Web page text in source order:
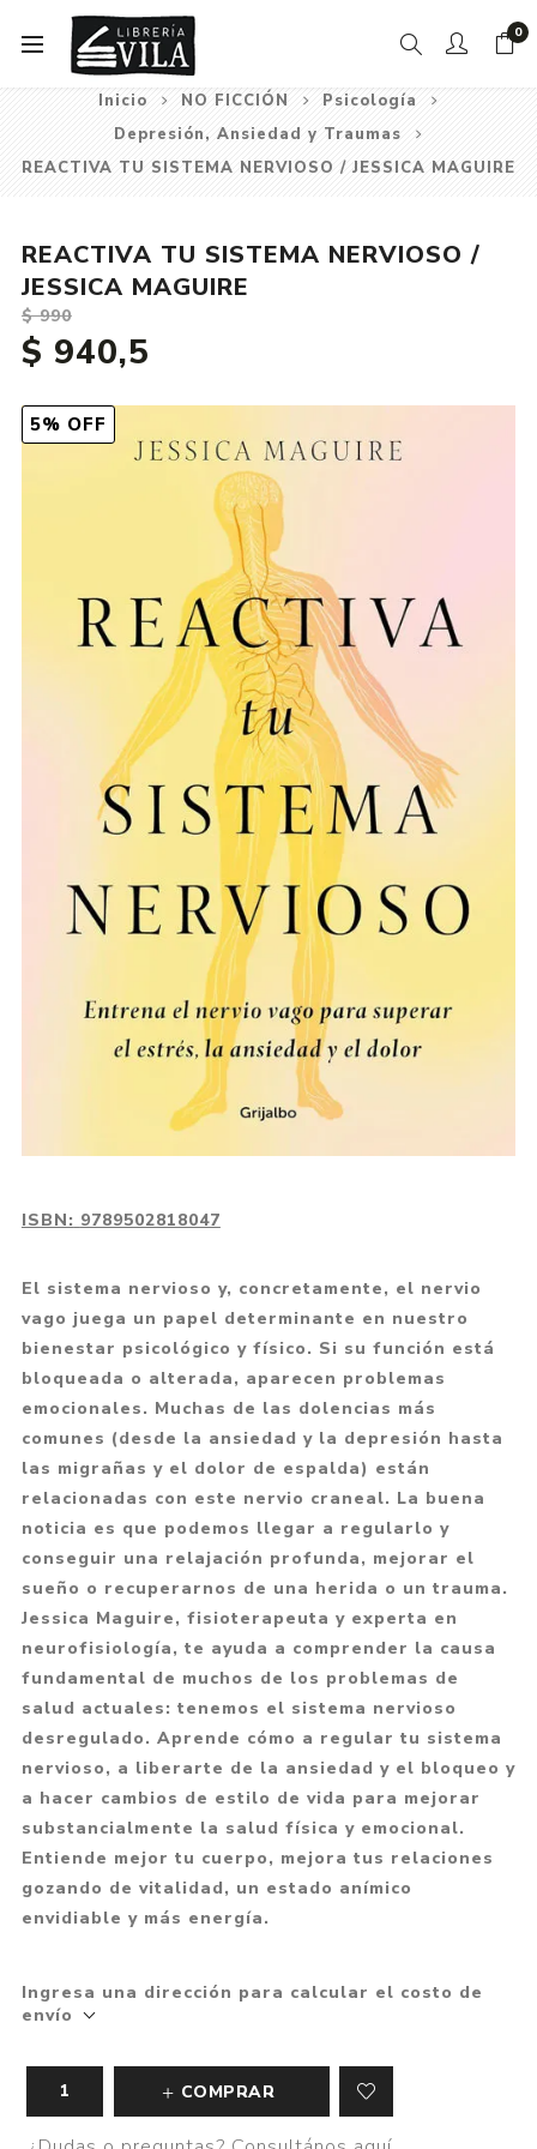
0
Inicio NO FICCIÓN
Psicología
Depresión, Ansiedad y Traumas
REACTIVA TU SISTEMA NERVIOSO / JESSICA MAGUIRE
5% OFF
REACTIVA TU SISTEMA NERVIOSO /
JESSICA MAGUIRE
$ 990
$ 940,5
ISBN: 9789502818047
El sistema nervioso y, concretamente, el nervio
vago juega un papel determinante en nuestro
bienestar psicológico y físico. Si su función está
bloqueada o alterada, aparecen problemas
emocionales. Muchas de las dolencias más
comunes (desde la ansiedad y la depresión hasta
las migrañas y el dolor de espalda) están
relacionadas con este nervio craneal. La buena
noticia es que podemos llegar a regularlo y
conseguir una relajación profunda, mejorar el
sueño o recuperarnos de una herida o un trauma.
Jessica Maguire, fisioterapeuta y experta en
neurofisiología, te ayuda a comprender la causa
fundamental de muchos de los problemas de
salud actuales: tenemos el sistema nervioso
desregulado. Aprende cómo a regular tu sistema
nervioso, a liberarte de la ansiedad y el bloqueo y
a hacer cambios de estilo de vida para mejorar
substancialmente la salud física y emocional.
Entiende mejor tu cuerpo, mejora tus relaciones
gozando de vitalidad, un estado anímico
envidiable y más energía.
Ingresa una dirección para calcular el costo de
envío
COMPRAR